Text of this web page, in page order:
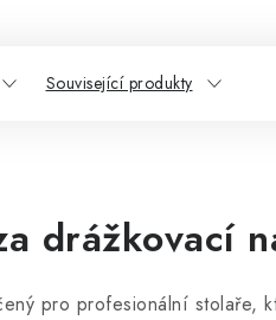
Související produkty
drážkovací
pro profesionální stolaře,